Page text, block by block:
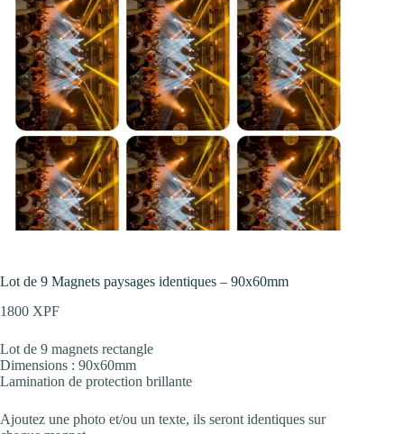
Lot de 9 Magnets paysages identiques – 90x60mm
1800 XPF
Lot de 9 magnets rectangle
Dimensions : 90x60mm
Lamination de protection brillante
Ajoutez une photo et/ou un texte, ils seront identiques sur